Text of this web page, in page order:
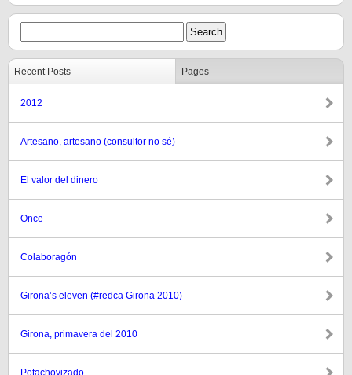
Recent Posts Pages
2012
Artesano, artesano (consultor no sé)
El valor del dinero
Once
Colaboragón
Girona’s eleven (#redca Girona 2010)
Girona, primavera del 2010
Potachovizado